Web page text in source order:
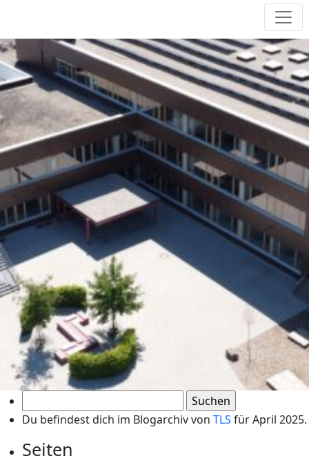
nach:
Du befindest dich im Blogarchiv von TLS für April 2025.
Seiten